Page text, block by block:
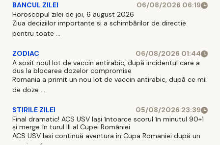
BANCUL ZILEI
06/08/2026 06:19
Horoscopul zilei de joi, 6 august 2026
Ziua deciziilor importante si a schimbărilor de directie
pentru toate ...
ZODIAC
06/08/2026 01:44
A sosit noul lot de vaccin antirabic, după incidentul care a
dus la blocarea dozelor compromise
Romania a primit un nou lot de vaccin antirabic, după ce mii
de doze ...
STIRILE ZILEI
05/08/2026 23:39
Final dramatic! ACS USV Iași întoarce scorul în minutul 90+1
și merge în turul III al Cupei României
ACS USV Iasi continuă aventura in Cupa Romaniei după un